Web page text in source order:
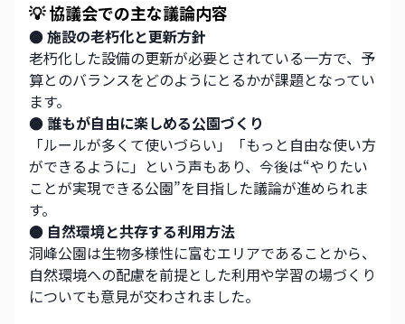
💡 協議会での主な議論内容
● 施設の老朽化と更新方針
老朽化した設備の更新が必要とされている一方で、予
算とのバランスをどのようにとるかが課題となってい
ます。
● 誰もが自由に楽しめる公園づくり
「ルールが多くて使いづらい」「もっと自由な使い方
ができるように」という声もあり、今後は“やりたい
ことが実現できる公園”を目指した議論が進められま
す。
● 自然環境と共存する利用方法
洞峰公園は生物多様性に富むエリアであることから、
自然環境への配慮を前提とした利用や学習の場づくり
についても意見が交わされました。